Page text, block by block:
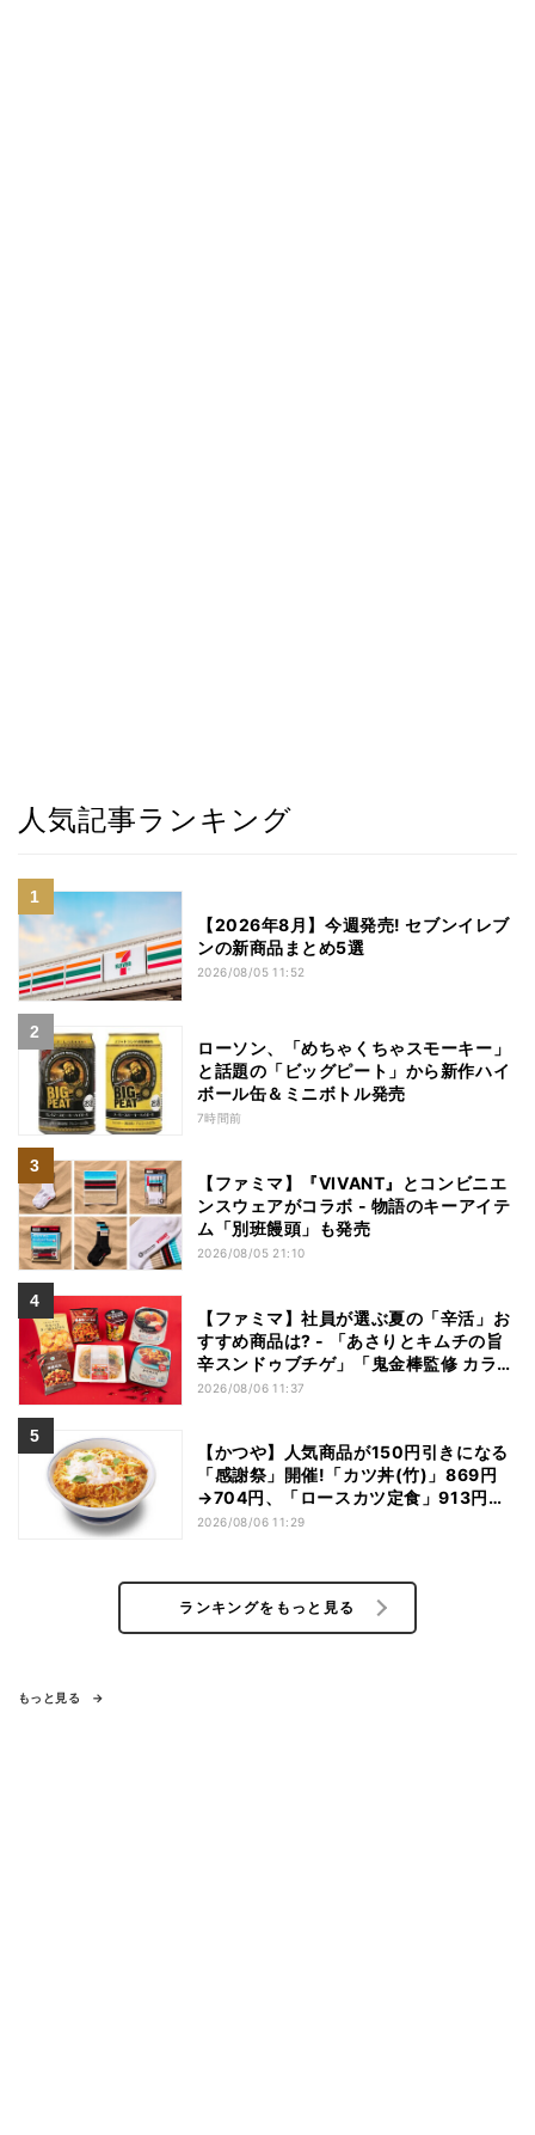
人気記事ランキング
【2026年8月】今週発売! セブンイレブ
ンの新商品まとめ5選
2026/08/05 11:52
ローソン、「めちゃくちゃスモーキー」
と話題の「ビッグピート」から新作ハイ
ボール缶＆ミニボトル発売
7時間前
【ファミマ】『VIVANT』とコンビニエ
ンスウェアがコラボ - 物語のキーアイテ
ム「別班饅頭」も発売
2026/08/05 21:10
【ファミマ】社員が選ぶ夏の「辛活」お
すすめ商品は? - 「あさりとキムチの旨
辛スンドゥブチゲ」「鬼金棒監修 カラシ
ビ焼き味噌らー麺」「辛さがやみつき!
2026/08/06 11:37
【かつや】人気商品が150円引きになる
「感謝祭」開催!「カツ丼(竹)」869円
→704円、「ロースカツ定食」913円
→748円に - 8日間限定
2026/08/06 11:29
ランキングをもっと見る
もっと見る